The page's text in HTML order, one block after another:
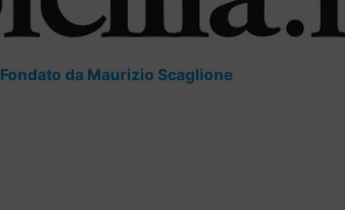
Fondato da Maurizio Scaglione